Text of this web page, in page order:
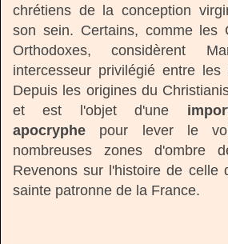
chrétiens de la conception
son sein. Certains, comme les
Orthodoxes, considèrent
intercesseur privilégié entre
Depuis les origines du
et est l'objet d'une
apocryphe pour lever le
nombreuses zones d'ombre
Revenons sur l'histoire de celle
sainte patronne de la France.